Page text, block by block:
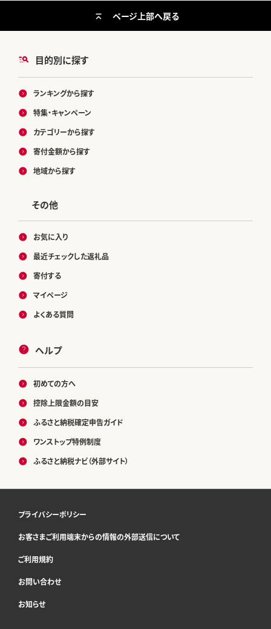
目的別に探す
ランキングから探す
特集・キャンペーン
カテゴリーから探す
寄付金額から探す
地域から探す
その他
お気に入り
最近チェックした返礼品
寄付する
マイページ
よくある質問
ヘルプ
初めての方へ
控除上限金額の目安
ふるさと納税確定申告ガイド
ワンストップ特例制度
ふるさと納税ナビ（外部サイト）
ページ上部へ戻る
プライバシーポリシー
お客さまご利用端末からの情報の外部送信について
ご利用規約
お問い合わせ
お知らせ